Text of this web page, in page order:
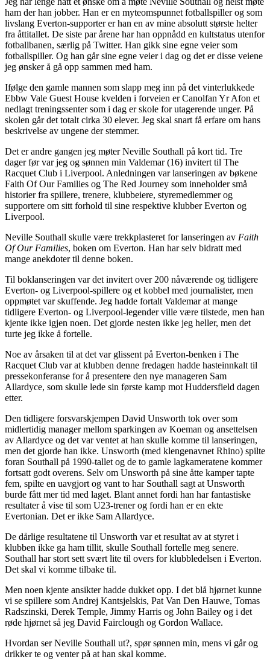
ham der han jobber. Han er en myteomspunnet fotballspiller og som
livslang Everton-supporter er han en av mine absolutt største helter
fra åttitallet. De siste par årene har han oppnådd en kultstatus utenfor
fotballbanen, særlig på Twitter. Han gikk sine egne veier som
fotballspiller. Og han går sine egne veier i dag og det er disse veiene
jeg ønsker å gå opp sammen med ham.
Ifølge den gamle mannen som slapp meg inn på det vinterlukkede
Ebbw Vale Guest House kvelden i forveien er Canolfan Yr Afon et
nedlagt treningssenter som i dag er skole for utagerende unger. På
skolen går det totalt cirka 30 elever. Jeg skal snart få erfare om hans
beskrivelse av ungene der stemmer.
Det er andre gangen jeg møter Neville Southall på kort tid. Tre
dager før var jeg og sønnen min Valdemar (16) invitert til The
Racquet Club i Liverpool. Anledningen var lanseringen av bøkene
Faith Of Our Families og The Red Journey som inneholder små
historier fra spillere, trenere, klubbeiere, styremedlemmer og
supportere om sitt forhold til sine respektive klubber Everton og
Liverpool.
Neville Southall skulle være trekkplasteret for lanseringen av Faith
Of Our Families, boken om Everton. Han har selv bidratt med
mange anekdoter til denne boken.
Til boklanseringen var det invitert over 200 nåværende og tidligere
Everton- og Liverpool-spillere og et kobbel med journalister, men
oppmøtet var skuffende. Jeg hadde fortalt Valdemar at mange
tidligere Everton- og Liverpool-legender ville være tilstede, men han
kjente ikke igjen noen. Det gjorde nesten ikke jeg heller, men det
turte jeg ikke å fortelle.
Noe av årsaken til at det var glissent på Everton-benken i The
Racquet Club var at klubben denne fredagen hadde hasteinnkalt til
pressekonferanse for å presentere den nye manageren Sam
Allardyce, som skulle lede sin første kamp mot Huddersfield dagen
etter.
Den tidligere forsvarskjempen David Unsworth tok over som
midlertidig manager mellom sparkingen av Koeman og ansettelsen
av Allardyce og det var ventet at han skulle komme til lanseringen,
men det gjorde han ikke. Unsworth (med klengenavnet Rhino) spilte
foran Southall på 1990-tallet og de to gamle lagkameratene kommer
fortsatt godt overens. Selv om Unsworth på sine åtte kamper tapte
fem, spilte en uavgjort og vant to har Southall sagt at Unsworth
burde fått mer tid med laget. Blant annet fordi han har fantastiske
resultater å vise til som U23-trener og fordi han er en ekte
Evertonian. Det er ikke Sam Allardyce.
De dårlige resultatene til Unsworth var et resultat av at styret i
klubben ikke ga ham tillit, skulle Southall fortelle meg senere.
Southall har stort sett svært lite til overs for klubbledelsen i Everton.
Det skal vi komme tilbake til.
Men noen kjente ansikter hadde dukket opp. I det blå hjørnet kunne
vi se spillere som Andrej Kantsjelskis, Pat Van Den Hauwe, Tomas
Radszinski, Derek Temple, Jimmy Harris og John Bailey og i det
røde hjørnet så jeg David Fairclough og Gordon Wallace.
Hvordan ser Neville Southall ut?, spør sønnen min, mens vi går og
drikker te og venter på at han skal komme.